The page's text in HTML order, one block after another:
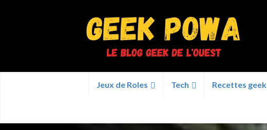
Jeux de Roles Tech Recettes geek